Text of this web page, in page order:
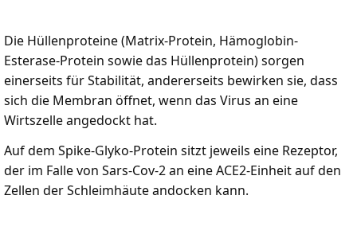
Die Hüllenproteine (Matrix-Protein, Hämoglobin-
Esterase-Protein sowie das Hüllenprotein) sorgen
einerseits für Stabilität, andererseits bewirken sie, dass
sich die Membran öffnet, wenn das Virus an eine
Wirtszelle angedockt hat.
Auf dem Spike-Glyko-Protein sitzt jeweils eine Rezeptor,
der im Falle von Sars-Cov-2 an eine ACE2-Einheit auf den
Zellen der Schleimhäute andocken kann.